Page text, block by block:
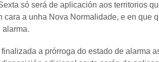
só será de aplicación aos territorios
cara a unha Nova Normalidade, e en que
alarma.
a prórroga do estado de alarma